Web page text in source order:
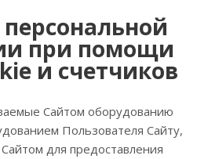
при помощи
и счетчиков
Сайтом оборудованию
Пользователя Сайту,
для предоставления